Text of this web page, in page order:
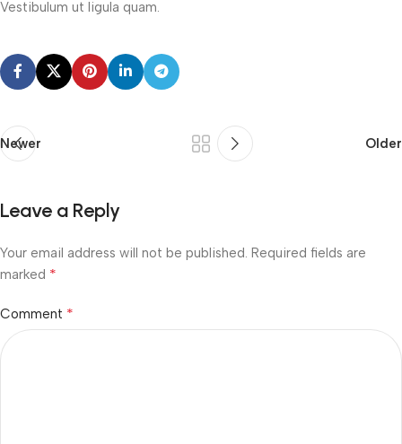
Vestibulum ut ligula quam.
Newer Older
Leave a Reply
Your email address will not be published. Required fields are
marked *
Comment *